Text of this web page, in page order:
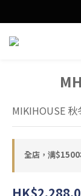
Free
Free
MIKIHOUSE
全店，满